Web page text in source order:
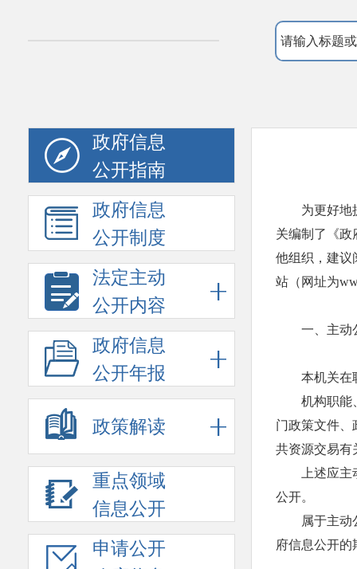
政府信息
公开指南
政府信息
公开制度
法定主动
公开内容
政府信息
公开年报
政策解读
重点领域
信息公开
申请公开
为更好地
关编制了《政
他组织，建议
站（网址为
一、主动
本机关在
机构职能
门政策文件、
共资源交易有
上述应
公开。
属于主动
府信息公开